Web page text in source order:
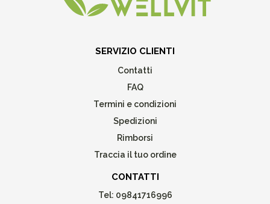
SERVIZIO CLIENTI
Contatti
FAQ
Termini e condizioni
Spedizioni
Rimborsi
Traccia il tuo ordine
CONTATTI
Tel: 09841716996